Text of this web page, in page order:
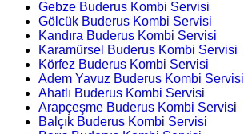
Gebze Buderus Kombi Servisi
Gölcük Buderus Kombi Servisi
Kandıra Buderus Kombi Servisi
Karamürsel Buderus Kombi Servisi
Körfez Buderus Kombi Servisi
Adem Yavuz Buderus Kombi Servisi
Ahatlı Buderus Kombi Servisi
Arapçeşme Buderus Kombi Servisi
Balçık Buderus Kombi Servisi